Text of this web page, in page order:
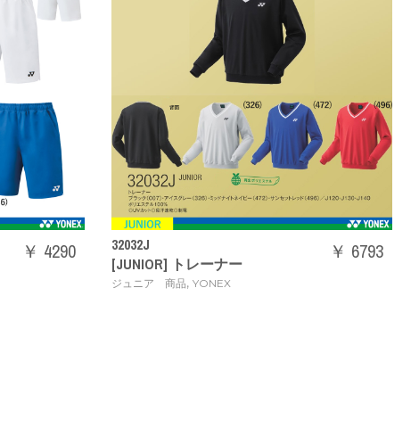
￥ 4290
32032J
[JUNIOR] トレーナー
ジュニア 商品,YONEX
￥ 6793